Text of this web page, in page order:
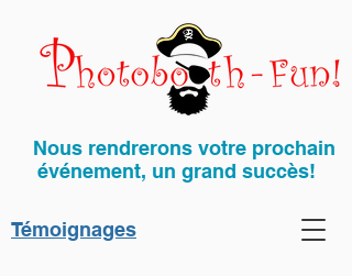
Témoignages
Nous rendrerons votre prochain ​
événement, un grand succès!